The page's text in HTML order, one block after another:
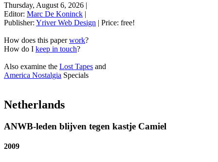
Thursday, August 6, 2026 |
Editor: Marc De Koninck |
Publisher: Yriver Web Design | Price: free!
How does this paperwork?
How do I keep in touch?
Also examine the Lost Tapes and
America Nostalgia Specials
Netherlands
ANWB-leden blijven tegen kastje Camiel
2009